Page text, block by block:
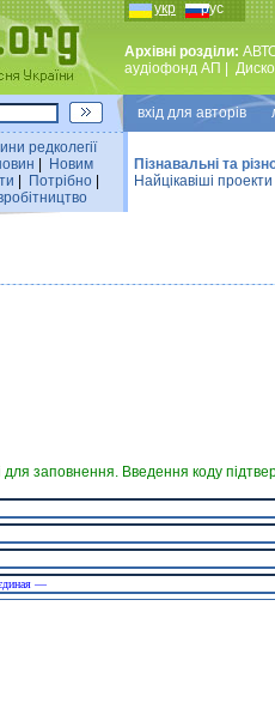
укр рус
Архівні розділи:
аудiофонд АП
вхiд для авторiв
редколегiї
Новим
Потрiбно
Пізнавальні та
Найцiкавiшi проекти
для заповнення. Введення коду